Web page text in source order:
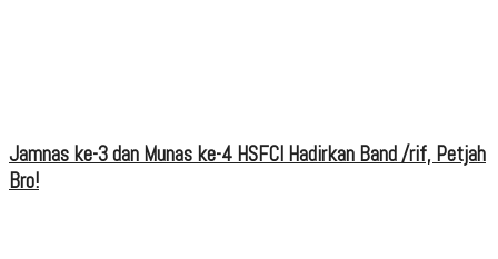
Jamnas ke-3 dan Munas ke-4 HSFCI Hadirkan Band /rif, Petjah
Bro!